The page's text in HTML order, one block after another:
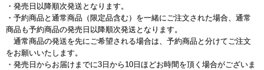
・発売日以降順次発送となります。
・予約商品と通常商品（限定品含む）を一緒にご注文された場合、通常
商品も予約商品の発売日以降順次発送となります。
通常商品の発送を先にご希望される場合は、予約商品と分けてご注文
をお願いいたします。
・発売日からお届けまでに3日から10日ほどお時間を頂く場合がございま